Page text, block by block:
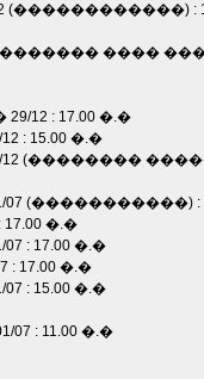
(������������) :
(������� ����
12 : 17.00 �.�
: 15.00 �.�
12 (��������
(�����������) :
�.�
: 17.00 �.�
17.00 �.�
: 15.00 �.�
: 11.00 �.�